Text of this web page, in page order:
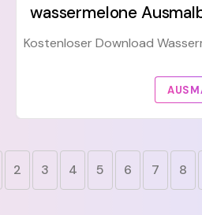
wassermelone
Kostenloser Download
2 3 4 5 6 7 8